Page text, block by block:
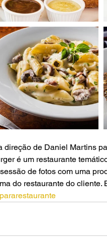
direção de Daniel Martins
é um restaurante
de fotos com uma
do restaurante do cliente.